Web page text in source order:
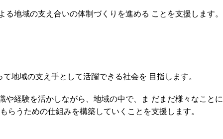
る地域の支え合いの体制づくりを進める ことを支援します。
地域の支え手として活躍できる社会を 目指します。
経験を活かしながら、地域の中で、ま だまだ様々なこと
らうための仕組みを構築していくことを支援します。